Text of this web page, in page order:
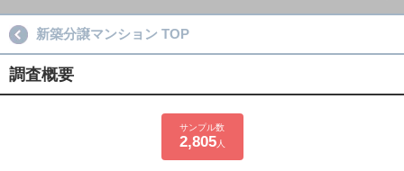
新築分譲マンション TOP
調査概要
サンプル数
2,805人